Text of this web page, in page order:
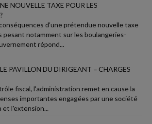
NOUVELLE TAXE POUR LES
d'une prétendue nouvelle taxe
pesant notamment sur les boulangeries-
répond...
PAVILLON DU DIRIGEANT = CHARGES
fiscal, l'administration remet en cause la
importantes engagées par une société
et l'extension...